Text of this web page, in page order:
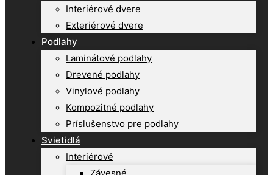
Interiérové dvere
Exteriérové dvere
Podlahy
Laminátové podlahy
Drevené podlahy
Vinylové podlahy
Kompozitné podlahy
Príslušenstvo pre podlahy
Svietidlá
Interiérové